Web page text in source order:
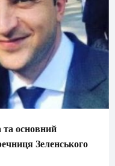
та основний
Зеленського